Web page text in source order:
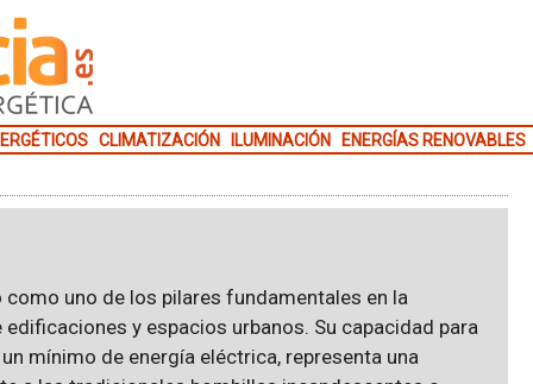
CLIMATIZACIÓN ILUMINACIÓN ENERGÍAS RENOVABLES
uno de los pilares fundamentales en la
y espacios urbanos. Su capacidad para
mínimo de energía eléctrica, representa una